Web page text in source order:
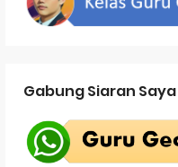
Gabung Siaran Saya